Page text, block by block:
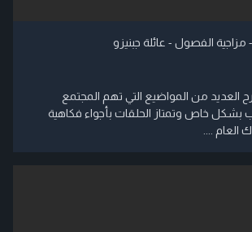
مزاجية الفصول - عائلة جبنيزو
العديد من المواضيع التي تهم المجتمع
بشكل خاص وتمتاز الحلقات بأجواء فكاهية
العام ....